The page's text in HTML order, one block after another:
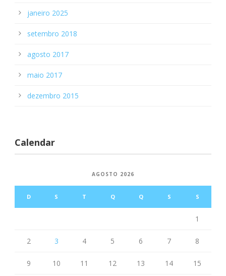
janeiro 2025
setembro 2018
agosto 2017
maio 2017
dezembro 2015
Calendar
AGOSTO 2026
D S T Q Q S S
1
2 3 4 5 6 7 8
9 10 11 12 13 14 15